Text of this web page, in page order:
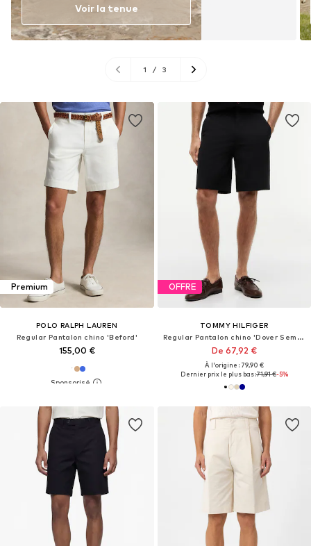
Premium
POLO RALPH LAUREN
Regular Pantalon chino 'Beford'
155,00 €
OFFRE
TOMMY HILFIGER
Regular Pantalon chino 'Dover Semi-elasticated 8" Inseam Chino'
De 67,92 €
À l'origine : 79,90 €
Dernier prix le plus bas :71,91 €-5%
Voir la tenue
1 / 3